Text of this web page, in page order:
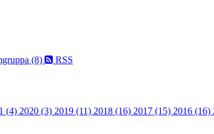
(8) RSS
(4) 2020 (3) 2019 (11) 2018 (16) 2017 (15) 2016 (16)